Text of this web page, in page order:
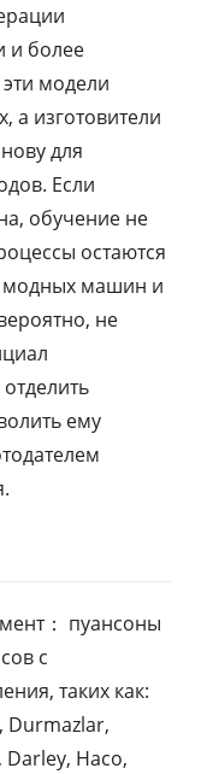
и более
модели
а изготовители
для
Если
обучение не
остаются
модных машин и
не
ему
： пуансоны
с
таких как:
Durmazlar,
Darley, Насо,